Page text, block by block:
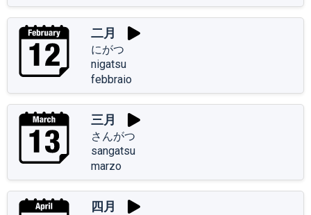
二月
にがつ
nigatsu
febbraio
三月
さんがつ
sangatsu
marzo
四月